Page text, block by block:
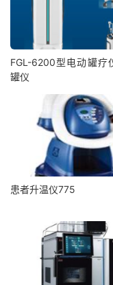
FGL-6200型电动罐疗
罐仪
患者升温仪775